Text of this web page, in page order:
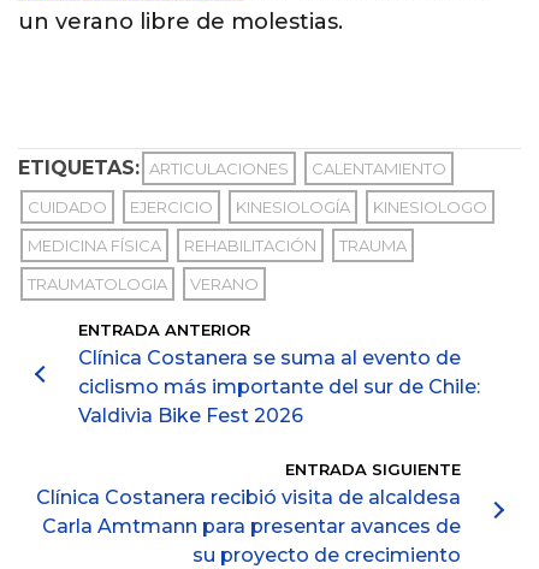
un verano libre de molestias.
ETIQUETAS: ARTICULACIONES
CALENTAMIENTO
CUIDADO
EJERCICIO KINESIOLOGÍA
KINESIOLOGO
MEDICINA FÍSICA
REHABILITACIÓN
TRAUMA
TRAUMATOLOGIA
VERANO
ENTRADA ANTERIOR
Clínica Costanera se suma al evento de
ciclismo más importante del sur de Chile:
Valdivia Bike Fest 2026
ENTRADA SIGUIENTE
Clínica Costanera recibió visita de alcaldesa
Carla Amtmann para presentar avances de
su proyecto de crecimiento